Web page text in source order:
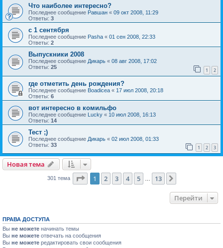
Что наиболее интересно?
Последнее сообщение Равшан « 09 окт 2008, 11:29
Ответы: 3
с 1 сентября
Последнее сообщение Pasha « 01 сен 2008, 22:33
Ответы: 2
Выпускники 2008
Последнее сообщение Дикарь « 08 авг 2008, 17:02
Ответы: 25 1 2
где отметить день рождения?
Последнее сообщение Boadicea « 17 июл 2008, 20:18
Ответы: 6
вот интересно в комильфо
Последнее сообщение Lucky « 10 июл 2008, 16:13
Ответы: 14
Тест ;)
Последнее сообщение Дикарь « 02 июл 2008, 01:33
Ответы: 33 1 2 3
Новая тема
301 тема Страница из 13
1 2 3 4 5 13
Перейти
ПРАВА ДОСТУПА
Вы не можете начинать темы
Вы не можете отвечать на сообщения
Вы не можете редактировать свои сообщения